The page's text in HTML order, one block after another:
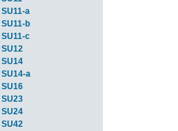
SU11-a
SU11-b
SU11-c
SU12
SU14
SU14-a
SU16
SU23
SU24
SU42